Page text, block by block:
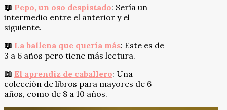
📖 Pepo, un oso despistado: Sería un
intermedio entre el anterior y el
siguiente.
📖 La ballena que quería más: Este es de
3 a 6 años pero tiene más lectura.
📖 El aprendiz de caballero: Una
colección de libros para mayores de 6
años, como de 8 a 10 años.